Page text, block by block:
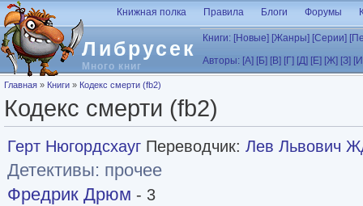
Перейти к основному содержанию
Либрусек
Много книг
Книжная полка Правила Блоги Форумы
Книги: [Новые] [Жанры] [Серии]
Авторы: [А] [Б] [В] [Г] [Д] [Е] [Ж] [З]
Вы здесь
Главная » Книги » Кодекс смерти (fb2)
Кодекс смерти (fb2)
Герт Нюгордсхауг Переводчик: Лев Львович
Детективы: прочее
Фредрик Дрюм - 3